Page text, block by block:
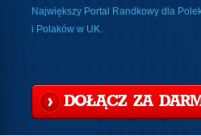
Największy Portal Randkowy dla
i Polaków w UK.
DOŁĄCZ ZA